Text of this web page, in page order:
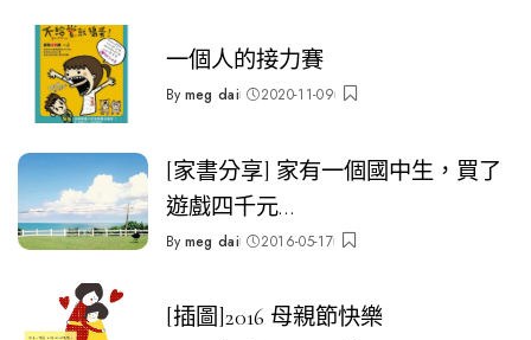
一個人的接力賽
Posted
By meg dai 2020-11-09
[家書分享] 家有一個國中生，買了
遊戲四千元…
Posted
By meg dai 2016-05-17
[插圖]2016 母親節快樂